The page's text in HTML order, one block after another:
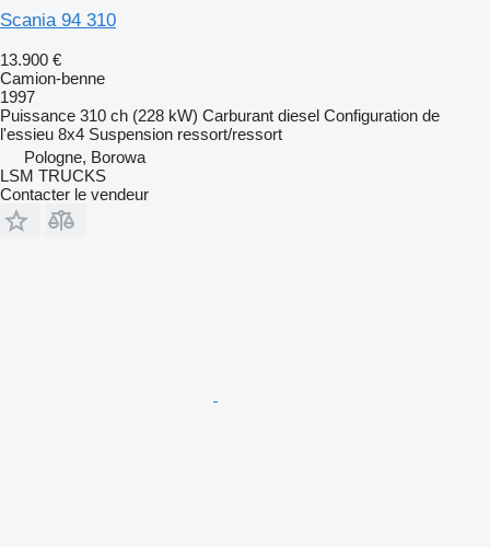
Scania 94 310
13.900 €
Camion-benne
1997
Puissance 310 ch (228 kW) Carburant diesel Configuration de
l'essieu 8x4 Suspension ressort/ressort
Pologne, Borowa
LSM TRUCKS
Contacter le vendeur